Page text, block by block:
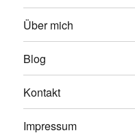
Über mich
Blog
Kontakt
Impressum